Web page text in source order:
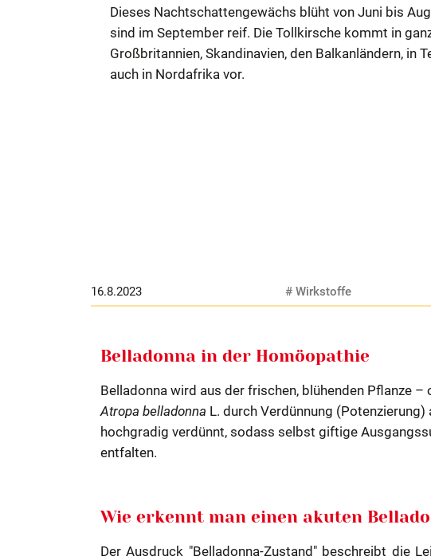
Dieses Nachtschattengewächs blüht von Juni bis
sind im September reif. Die Tollkirsche kommt in
Großbritannien, Skandinavien, den Balkanländern, in
auch in Nordafrika vor.
16.8.2023 # Wirkstoffe
Belladonna in der Homöopathie
Belladonna wird aus der frischen, blühenden Pflanze
Atropa belladonna L. durch Verdünnung (Potenzierung)
hochgradig verdünnt, sodass selbst giftige
entfalten.
Wie erkennt man einen akuten
Der Ausdruck "Belladonna-Zustand" beschreibt die